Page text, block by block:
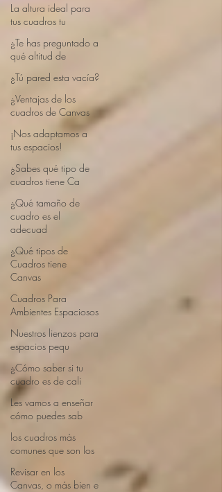
La altura ideal para
tus cuadros tu
¿Te has preguntado a
qué altitud de
¿Tú pared esta vacía?
¿Ventajas de los
cuadros de Canvas
¡Nos adaptamos a
tus espacios!
¿Sabes qué tipo de
cuadros tiene Ca
¿Qué tamaño de
cuadro es el
adecuad
¿Qué tipos de
Cuadros tiene
Canvas
Cuadros Para
Ambientes Espaciosos
Nuestros lienzos para
espacios pequ
¿Cómo saber si tu
cuadro es de cali
Les vamos a enseñar
cómo puedes sab
los cuadros más
comunes que son los
Revisar en los
Canvas, o más bien e